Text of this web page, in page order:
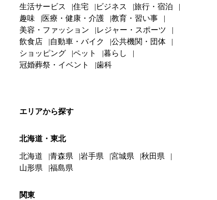
生活サービス 住宅 ビジネス
旅行・宿泊
趣味
医療・健康・介護
教育・習い事
美容・ファッション
レジャー・スポーツ
飲食店
自動車・バイク
公共機関・団体
ショッピング
ペット
暮らし
冠婚葬祭・イベント
歯科
エリアから探す
北海道・東北
北海道 青森県 岩手県 宮城県
秋田県
山形県
福島県
関東